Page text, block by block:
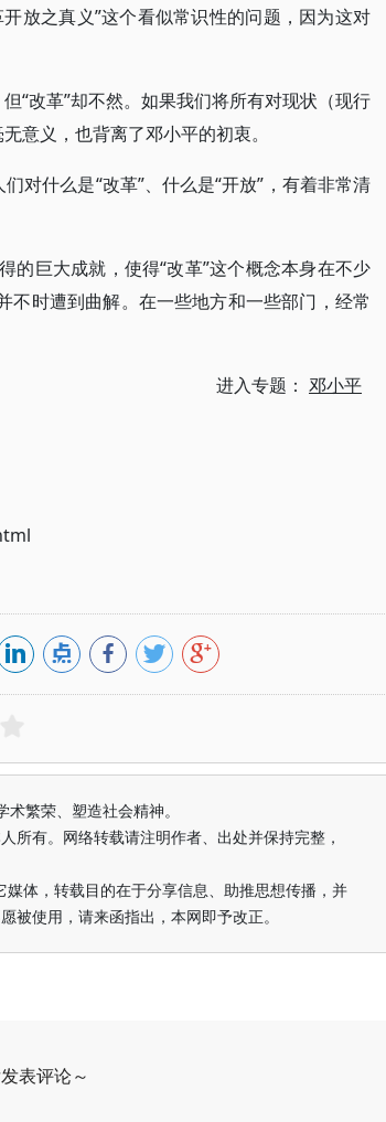
放之真义”这个看似常识性的问题，因为这对
“改革”却不然。如果我们将所有对现状（现行
意义，也背离了邓小平的初衷。
对什么是“改革”、什么是“开放”，有着非常清
的巨大成就，使得“改革”这个概念本身在不少
时遭到曲解。在一些地方和一些部门，经常
进入专题： 邓小平
繁荣、塑造社会精神。
所有。网络转载请注明作者、出处并保持完整，
媒体，转载目的在于分享信息、助推思想传播，并
被使用，请来函指出，本网即予改正。
表评论～